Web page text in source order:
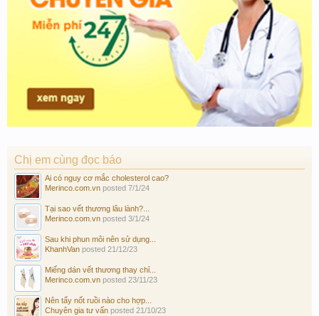
Chị em cùng đọc báo
Ai có nguy cơ mắc cholesterol cao?
Merinco.com.vn posted 7/1/24
Tại sao vết thương lâu lành?...
Merinco.com.vn posted 3/1/24
Sau khi phun môi nên sử dụng...
KhanhVan posted 21/12/23
Miếng dán vết thương thay chỉ...
Merinco.com.vn posted 23/11/23
Nên tẩy nốt ruồi nào cho hợp...
Chuyên gia tư vấn posted 21/10/23